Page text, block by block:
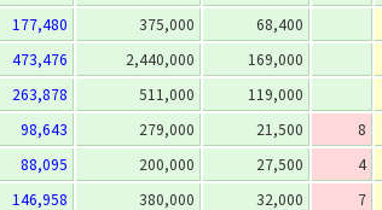
177,480 375,000 68,400
473,476 2,440,000 169,000
263,878 511,000 119,000
98,643 279,000 21,500 8
88,095 200,000 27,500 4
146,958 380,000 32,000 7